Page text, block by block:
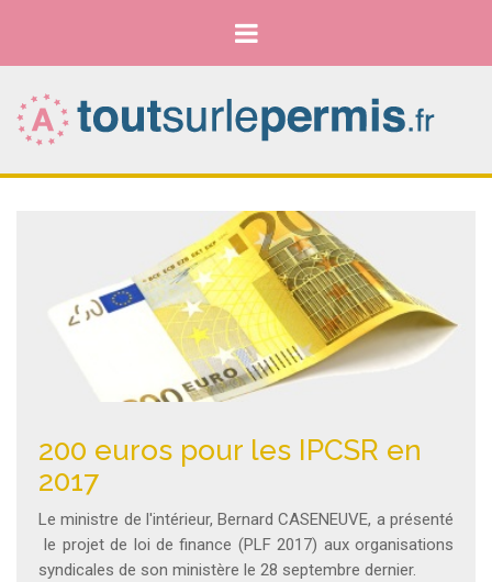
200 euros pour les IPCSR en
2017
Le ministre de l'intérieur, Bernard CASENEUVE, a présenté
le projet de loi de finance (PLF 2017) aux organisations
syndicales de son ministère le 28 septembre dernier.